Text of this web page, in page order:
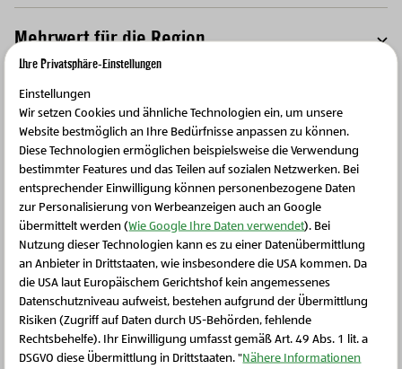
Mehrwert für die Region
Weitere Produkte
Schließen Sie dieses Feld
Ihre Privatsphäre-Einstellungen
Einstellungen
Wir setzen Cookies und ähnliche Technologien ein, um unsere
Website bestmöglich an Ihre Bedürfnisse anpassen zu können.
Diese Technologien ermöglichen beispielsweise die Verwendung
bestimmter Features und das Teilen auf sozialen Netzwerken. Bei
entsprechender Einwilligung können personenbezogene Daten
zur Personalisierung von Werbeanzeigen auch an Google
übermittelt werden (Wie Google Ihre Daten verwendet). Bei
Nutzung dieser Technologien kann es zu einer Datenübermittlung
an Anbieter in Drittstaaten, wie insbesondere die USA kommen. Da
die USA laut Europäischem Gerichtshof kein angemessenes
Datenschutzniveau aufweist, bestehen aufgrund der Übermittlung
Risiken (Zugriff auf Daten durch US-Behörden, fehlende
Rechtsbehelfe). Ihr Einwilligung umfasst gemäß Art. 49 Abs. 1 lit. a
DSGVO diese Übermittlung in Drittstaaten. "Nähere Informationen